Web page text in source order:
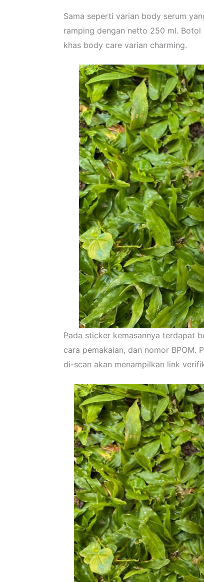
Sama seperti varian body serum
ramping dengan netto 250 ml.
khas body care varian charming.
Pada sticker kemasannya terdapat
cara pemakaian, dan nomor
di-scan akan menampilkan link